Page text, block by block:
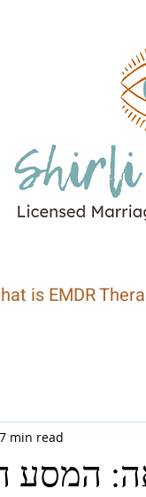
is EMDR
7 min read